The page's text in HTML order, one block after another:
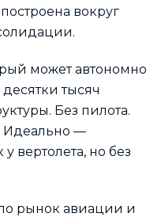
вокруг
может автономно
десятки тысяч
Без пилота.
Идеально —
вертолета, но без
рынок авиации и